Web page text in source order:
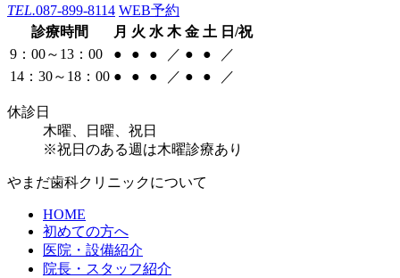
TEL.087-899-8114 WEB予約
診療時間
月 火 水 木 金 土 日/祝
9：00～13：00
● ● ● ／ ● ●
／
14：30～18：00 ● ● ● ／ ● ● ／
休診日
木曜、日曜、祝日
※祝日のある週は木曜診療あり
やまだ歯科クリニックについて
HOME
初めての方へ
医院・設備紹介
院長・スタッフ紹介